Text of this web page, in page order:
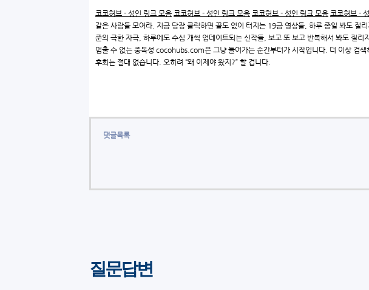
코코허브 - 성인 링크 모음 코코허브 - 성인 링크 모음 코코허브 - 성인 링크 모음 코코허브 -
같은 사람들 모여라. 지금 당장 클릭하면 끝도 없이 터지는 19금 영상들, 하루 종일 봐도
준의 극한 자극, 하루에도 수십 개씩 업데이트되는 신작들, 보고 또 보고 반복해서 봐도 질
멈출 수 없는 중독성 cocohubs.com은 그냥 들어가는 순간부터가 시작입니다. 더 이상 검
후회는 절대 없습니다. 오히려 “왜 이제야 왔지?” 할 겁니다.
댓글목록
질문답변